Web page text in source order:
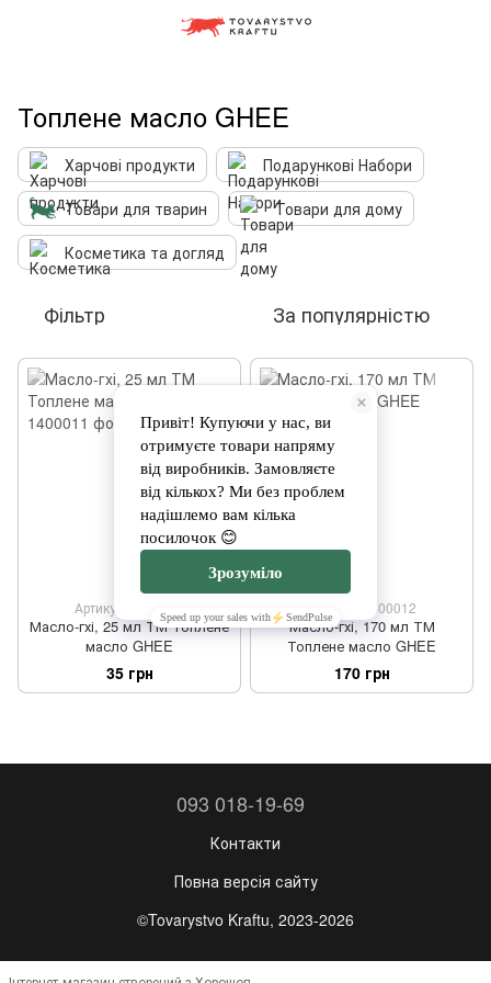
Топлене масло GHEE
Харчові продукти
Подарункові Набори
Товари для тварин
Товари для дому
Косметика та догляд
Фільтр За популярністю
Артикул: 1400011
Масло-гхі, 25 мл ТМ Топлене
масло GHEE
35 грн
Артикул: 1400012
Масло-гхі, 170 мл ТМ
Топлене масло GHEE
170 грн
093 018-19-69
Контакти
Повна версія сайту
©Tovarystvo Kraftu, 2023-2026